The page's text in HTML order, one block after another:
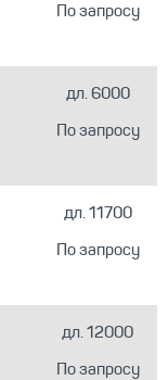
По запросу
дл. 6000
По запросу
дл. 11700
По запросу
дл. 12000
По запросу